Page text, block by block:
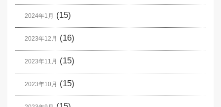
2024年1月 (15)
2023年12月 (16)
2023年11月 (15)
2023年10月 (15)